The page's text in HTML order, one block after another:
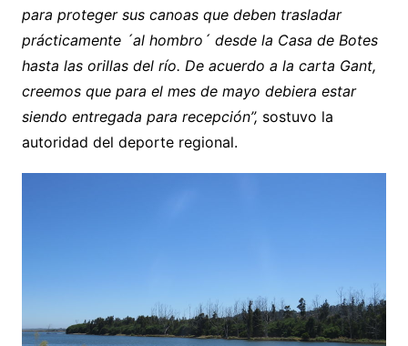
para proteger sus canoas que deben trasladar
prácticamente ´al hombro´ desde la Casa de Botes
hasta las orillas del río. De acuerdo a la carta Gant,
creemos que para el mes de mayo debiera estar
siendo entregada para recepción”, sostuvo la
autoridad del deporte regional.